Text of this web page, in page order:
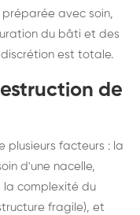
avec soin,
du bâti et des
est totale.
de
plusieurs facteurs : la
d'une nacelle,
la complexité du
fragile), et